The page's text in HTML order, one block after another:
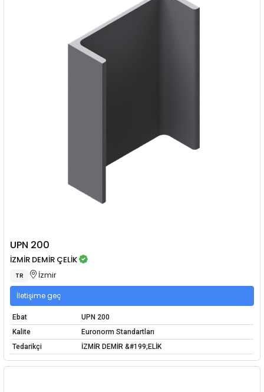
UPN 200
İZMİR DEMİR ÇELİK
TR İzmir
İletişime geç
Ebat
UPN 200
Kalite
Euronorm Standartları
Tedarikçi
İZMİR DEMİR &#199;ELİK